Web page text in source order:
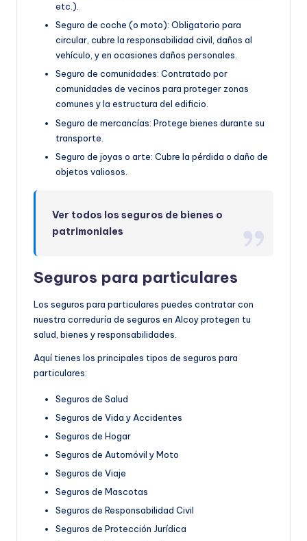
etc.).
Seguro de coche (o moto): Obligatorio para
circular, cubre la responsabilidad civil, daños al
vehículo, y en ocasiones daños personales.
Seguro de comunidades: Contratado por
comunidades de vecinos para proteger zonas
comunes y la estructura del edificio.
Seguro de mercancías: Protege bienes durante su
transporte.
Seguro de joyas o arte: Cubre la pérdida o daño de
objetos valiosos.
Ver todos los seguros de bienes o
patrimoniales
Seguros para particulares
Los seguros para particulares puedes contratar con
nuestra correduría de seguros en Alcoy protegen tu
salud, bienes y responsabilidades.
Aquí tienes los principales tipos de seguros para
particulares:
Seguros de Salud
Seguros de Vida y Accidentes
Seguros de Hogar
Seguros de Automóvil y Moto
Seguros de Viaje
Seguros de Mascotas
Seguros de Responsabilidad Civil
Seguros de Protección Jurídica